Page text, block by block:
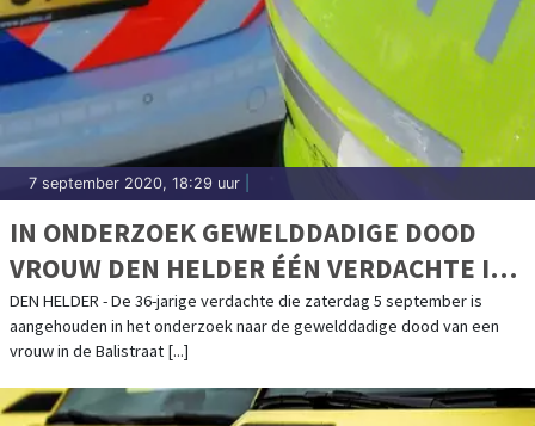
7 september 2020, 18:29 uur
IN ONDERZOEK GEWELDDADIGE DOOD
VROUW DEN HELDER ÉÉN VERDACHTE IN
VRIJHEID GESTELD
DEN HELDER - De 36-jarige verdachte die zaterdag 5 september is
aangehouden in het onderzoek naar de gewelddadige dood van een
vrouw in de Balistraat [...]